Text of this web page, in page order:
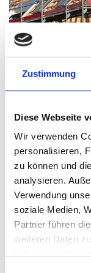
Zustimmung
Diese Webseite
Wir verwenden
personalisieren,
zu können und
analysieren.
Verwendung
soziale Medien,
Partner führen
weiteren Daten
NEUBAU-